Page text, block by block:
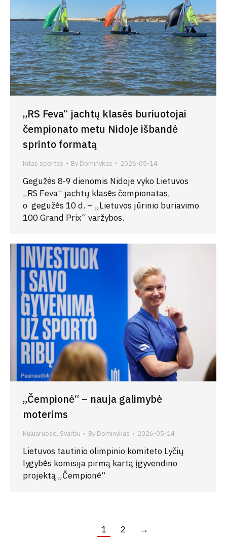
„RS Feva“ jachtų klasės buriuotojai
čempionato metu Nidoje išbandė
sprinto formatą
Kitas sportas By Dominykas 2026-05-14
Gegužės 8-9 dienomis Nidoje vyko Lietuvos
„RS Feva“ jachtų klasės čempionatas,
o gegužės 10 d. – „Lietuvos jūrinio buriavimo
100 Grand Prix“ varžybos.
„Čempionė“ – nauja galimybė
moterims
Kuluaruose, Svarbu By Dominykas 2026-05-14
Lietuvos tautinio olimpinio komiteto Lyčių
lygybės komisija pirmą kartą įgyvendino
projektą „Čempionė“
1 2 →